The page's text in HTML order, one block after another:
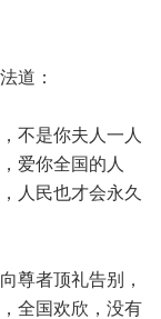
道：
不是你夫人一人
爱你全国的人
人民也才会永久
者顶礼告别，
全国欢欣，没有